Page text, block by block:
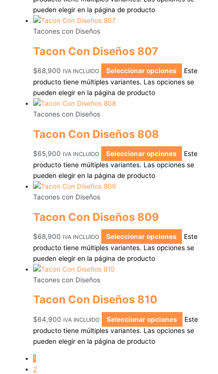
pueden elegir en la página de producto
Tacones con Diseños
Tacon Con Diseños 807
$68,900 IVA INCLUIDO Seleccionar opciones
Este
producto tiene múltiples variantes. Las opciones se
pueden elegir en la página de producto
Tacones con Diseños
Tacon Con Diseños 808
$65,900 IVA INCLUIDO Seleccionar opciones
Este
producto tiene múltiples variantes. Las opciones se
pueden elegir en la página de producto
Tacones con Diseños
Tacon Con Diseños 809
$68,900 IVA INCLUIDO Seleccionar opciones
Este
producto tiene múltiples variantes. Las opciones se
pueden elegir en la página de producto
Tacones con Diseños
Tacon Con Diseños 810
$64,900 IVA INCLUIDO Seleccionar opciones
Este
producto tiene múltiples variantes. Las opciones se
pueden elegir en la página de producto
1
2